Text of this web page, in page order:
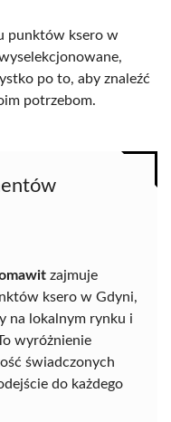
punktów ksero w
po to, aby znaleźć
potrzebom.
zajmuje
ksero w Gdyni,
na lokalnym rynku i
wyróżnienie
świadczonych
do każdego